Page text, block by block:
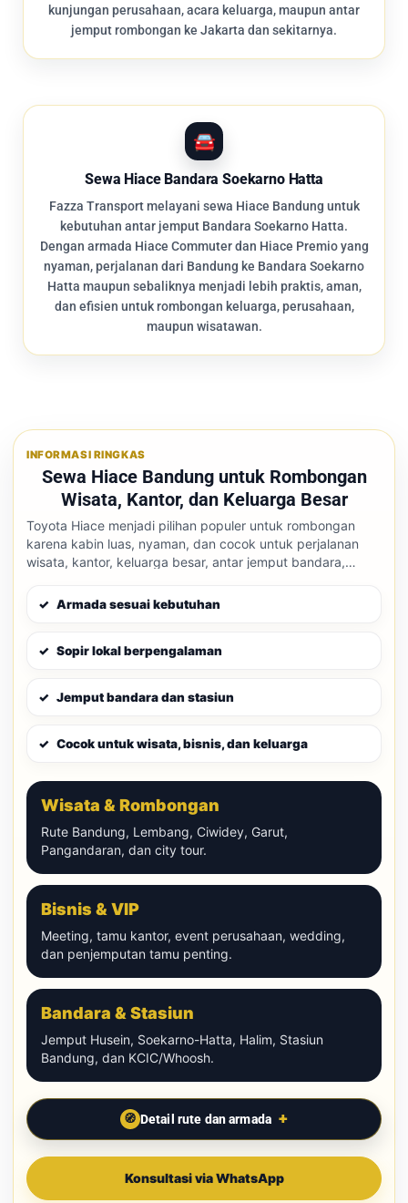
kunjungan perusahaan, acara keluarga, maupun antar
jemput rombongan ke Jakarta dan sekitarnya.
Sewa Hiace Bandara Soekarno Hatta
Fazza Transport melayani sewa Hiace Bandung untuk
kebutuhan antar jemput Bandara Soekarno Hatta.
Dengan armada Hiace Commuter dan Hiace Premio yang
nyaman, perjalanan dari Bandung ke Bandara Soekarno
Hatta maupun sebaliknya menjadi lebih praktis, aman,
dan efisien untuk rombongan keluarga, perusahaan,
maupun wisatawan.
INFORMASI RINGKAS
Sewa Hiace Bandung untuk Rombongan
Wisata, Kantor, dan Keluarga Besar
Toyota Hiace menjadi pilihan populer untuk rombongan
karena kabin luas, nyaman, dan cocok untuk perjalanan
wisata, kantor, keluarga besar, antar jemput bandara,
Armada sesuai kebutuhan
Sopir lokal berpengalaman
Jemput bandara dan stasiun
Cocok untuk wisata, bisnis, dan keluarga
Wisata & Rombongan
Rute Bandung, Lembang, Ciwidey, Garut,
Pangandaran, dan city tour.
Bisnis & VIP
Meeting, tamu kantor, event perusahaan, wedding,
dan penjemputan tamu penting.
Bandara & Stasiun
Jemput Husein, Soekarno-Hatta, Halim, Stasiun
Bandung, dan KCIC/Whoosh.
Detail rute dan armada
Konsultasi via WhatsApp